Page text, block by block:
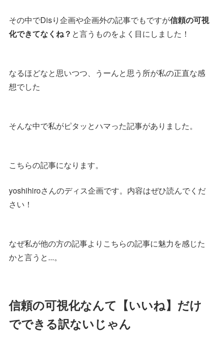
その中でDisり企画や企画外の記事でもですが信頼の可視
化できてなくね？ と言うものをよく目にしました！
なるほどなと思いつつ、うーんと思う所が私の正直な感
想でした
そんな中で私がピタッとハマった記事がありました。
こちらの記事になります。
yoshihiroさんのディス企画です。内容はぜひ読んでくだ
さい！
なぜ私が他の方の記事よりこちらの記事に魅力を感じた
かと言うと...。
信頼の可視化なんて【いいね】だけ
でできる訳ないじゃん